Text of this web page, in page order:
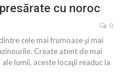
cu noroc
0
cele mai frumoase şi mai
Create atent de mai
lumii, aceste locaţii readuc la